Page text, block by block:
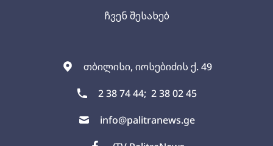
თბილისი, იოსებიძის ქ. 49
2 38 74 44; 2 38 02 45
info@palitranews.ge
ჩვენ შესახებ